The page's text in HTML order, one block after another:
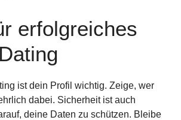
erfolgreiches
ist dein Profil wichtig. Zeige, wer
dabei. Sicherheit ist auch
deine Daten zu schützen. Bleibe